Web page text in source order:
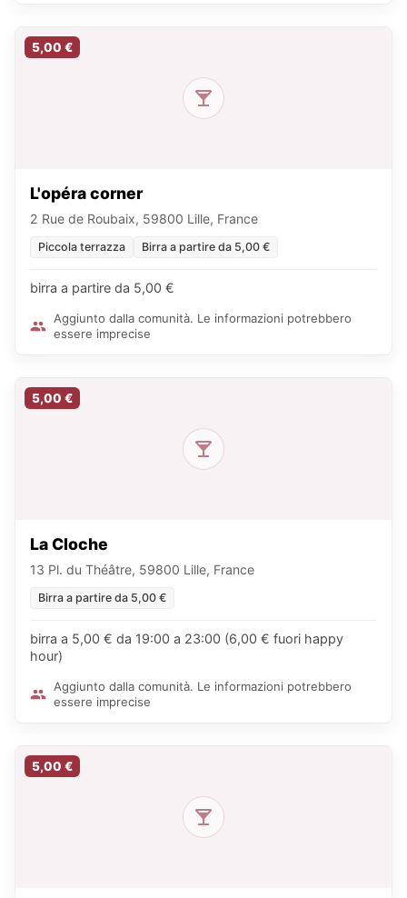
5,00 €
L'opéra corner
2 Rue de Roubaix, 59800 Lille, France
Piccola terrazza Birra a partire da 5,00 €
birra a partire da 5,00 €
Aggiunto dalla comunità. Le informazioni potrebbero
essere imprecise
5,00 €
La Cloche
13 Pl. du Théâtre, 59800 Lille, France
Birra a partire da 5,00 €
birra a 5,00 € da 19:00 a 23:00 (6,00 € fuori happy
hour)
Aggiunto dalla comunità. Le informazioni potrebbero
essere imprecise
5,00 €